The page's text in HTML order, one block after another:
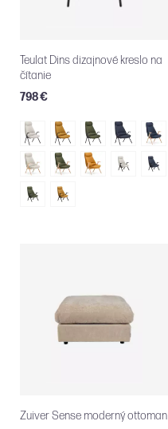
Teulat Dins dizajnové kreslo na
čítanie
798 €
Zuiver Sense moderný ottoman